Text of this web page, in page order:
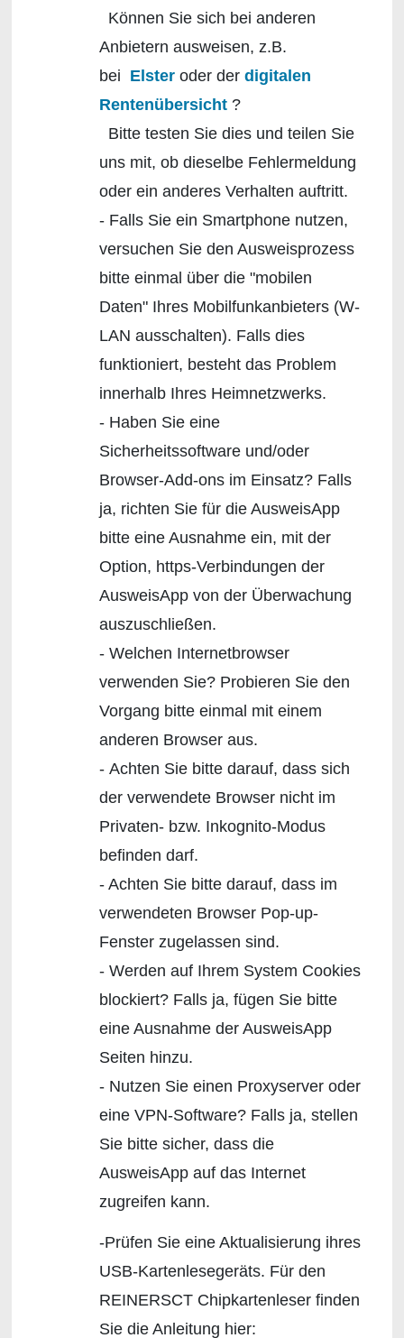
Können Sie sich bei anderen
Anbietern ausweisen, z.B.
bei Elster oder der digitalen
Rentenübersicht ?
Bitte testen Sie dies und teilen Sie
uns mit, ob dieselbe Fehlermeldung
oder ein anderes Verhalten auftritt.
- Falls Sie ein Smartphone nutzen,
versuchen Sie den Ausweisprozess
bitte einmal über die "mobilen
Daten" Ihres Mobilfunkanbieters (W-
LAN ausschalten). Falls dies
funktioniert, besteht das Problem
innerhalb Ihres Heimnetzwerks.
- Haben Sie eine
Sicherheitssoftware und/oder
Browser-Add-ons im Einsatz? Falls
ja, richten Sie für die AusweisApp
bitte eine Ausnahme ein, mit der
Option, https-Verbindungen der
AusweisApp von der Überwachung
auszuschließen.
- Welchen Internetbrowser
verwenden Sie? Probieren Sie den
Vorgang bitte einmal mit einem
anderen Browser aus.
- Achten Sie bitte darauf, dass sich
der verwendete Browser nicht im
Privaten- bzw. Inkognito-Modus
befinden darf.
- Achten Sie bitte darauf, dass im
verwendeten Browser Pop-up-
Fenster zugelassen sind.
- Werden auf Ihrem System Cookies
blockiert? Falls ja, fügen Sie bitte
eine Ausnahme der AusweisApp
Seiten hinzu.
- Nutzen Sie einen Proxyserver oder
eine VPN-Software? Falls ja, stellen
Sie bitte sicher, dass die
AusweisApp auf das Internet
zugreifen kann.
-Prüfen Sie eine Aktualisierung ihres
USB-Kartenlesegeräts. Für den
REINERSCT Chipkartenleser finden
Sie die Anleitung hier: